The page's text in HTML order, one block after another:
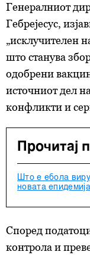
Генералниот
Гебрејесус,
„исклучителен
што станува
одобрени
источниот дел
конфликти и
Прочитај
Што е ебола
новата
Според
контрола и